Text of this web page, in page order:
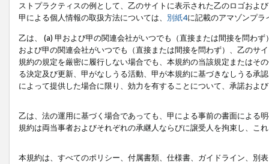
ストプラクティスの例として、乙のサイトに表示された乙のロゴおよ
甲による個人情報の取扱方法については、 別紙4に記載のアマゾンプ
乙は、 (a) 甲および甲の関連会社がいつでも（直接または間接を問わ
および甲の関連会社がいつでも（直接または間接を問わず）、乙のサ
規約の規定を厳密に履行しない場合でも、本規約の当該規定またはそ
る決定及び更新、甲がなしうる活動、甲が本規約に基づきなしうる承
によって提供した場合に限り、効力を有することについて、承諾およ
乙は、法の運用に基づく場合であっても、甲による事前の書面による
規約は両当事者およびそれぞれの承継人ならびに譲受人を拘束し、こ
本規約は、すべてのポリシー、付属書類、仕様書、ガイドライン、別